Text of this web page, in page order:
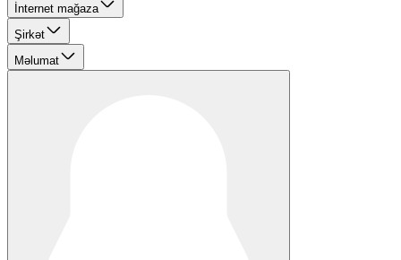
İnternet mağaza
Şirkət
Məlumat